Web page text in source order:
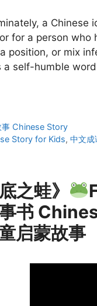
a Chinese
for a person
position, or mix
a self-humble
事 Chinese Story
Story for Kids,中文成
之蛙》
书
童启蒙故事